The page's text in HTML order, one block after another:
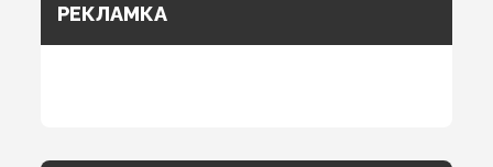
РЕКЛАМКА